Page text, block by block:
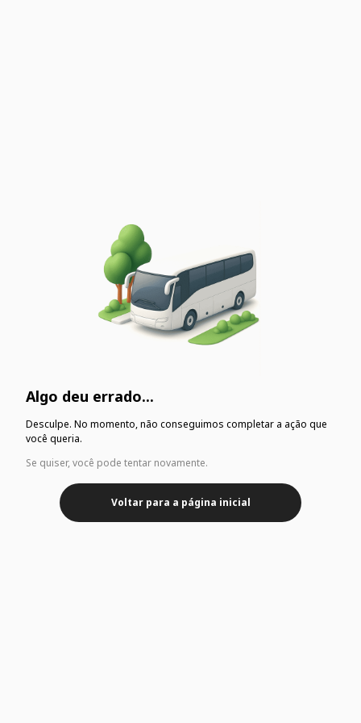
Algo deu errado...
Desculpe. No momento, não conseguimos completar a ação que
você queria.
Se quiser, você pode tentar novamente.
Voltar para a página inicial